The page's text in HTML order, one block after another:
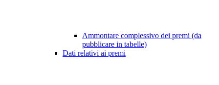
Ammontare complessivo dei premi (da
pubblicare in tabelle)
Dati relativi ai premi